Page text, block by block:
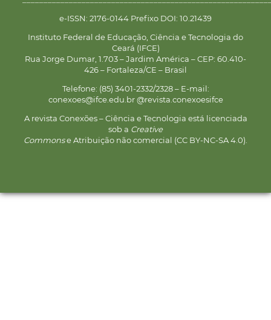
e-ISSN: 2176-0144 Prefixo DOI: 10.21439
Instituto Federal de Educação, Ciência e Tecnologia do
Ceará (IFCE)
Rua Jorge Dumar, 1.703 – Jardim América – CEP: 60.410-
426 – Fortaleza/CE – Brasil
Telefone: (85) 3401-2332/2328 – E-mail:
conexoes@ifce.edu.br @revista.conexoesifce
A revista Conexões – Ciência e Tecnologia está licenciada
sob a Creative
Commonse Atribuição não comercial (CC BY-NC-SA 4.0).